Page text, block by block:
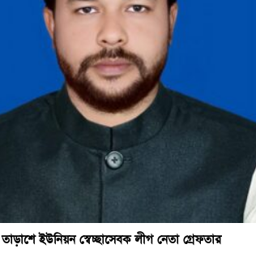
তাড়াশে ইউনিয়ন স্বেচ্ছাসেবক লীগ নেতা গ্রেফতার